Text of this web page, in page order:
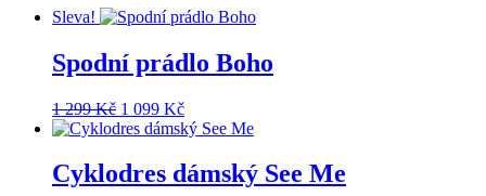
Sleva!
Spodní prádlo Boho
1 299Kč Původní
cena
1
299 Kč.
1 099 KčAktuální
cena
1
099 Kč.
Cyklodres dámský See Me